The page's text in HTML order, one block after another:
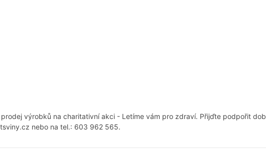
výrobků na charitativní akci - Letíme vám pro zdraví. Přijďte podpořit
nebo na tel.: 603 962 565.